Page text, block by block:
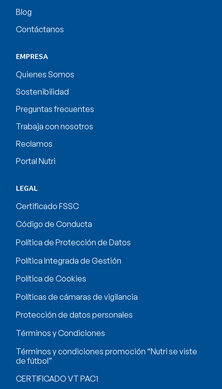
Blog
Contáctanos
EMPRESA
Quienes Somos
Sostenibilidad
Preguntas frecuentes
Trabaja con nosotros
Reclamos
Portal Nutri
LEGAL
Certificado FSSC
Código de Conducta
Política de Protección de Datos
Política Integrada de Gestión
Política de Cookies
Políticas de cámaras de vigilancia
Protección de datos personales
Términos y Condiciones
Términos y condiciones promoción “Nutri se viste
de fútbol”
CERTIFICADO VT PAC1